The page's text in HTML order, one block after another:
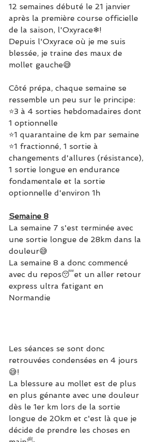
12 semaines débuté le 21 janvier
après la première course officielle
de la saison, l'Oxyrace❄!
Depuis l'Oxyrace où je me suis
blessée, je traine des maux de
mollet gauche😅
Côté prépa, chaque semaine se
ressemble un peu sur le principe:
⭐3 à 4 sorties hebdomadaires dont
1 optionnelle
⭐1 quarantaine de km par semaine
⭐1 fractionné, 1 sortie à
changements d'allures (résistance),
1 sortie longue en endurance
fondamentale et la sortie
optionnelle d'environ 1h
Semaine 8
La semaine 7 s'est terminée avec
une sortie longue de 28km dans la
douleur😅
La semaine 8 a donc commencé
avec du repos😴et un aller retour
express ultra fatigant en
Normandie
Les séances se sont donc
retrouvées condensées en 4 jours
😅!
La blessure au mollet est de plus
en plus génante avec une douleur
dès le 1er km lors de la sortie
longue de 20km et c'est là que je
décide de prendre les choses en